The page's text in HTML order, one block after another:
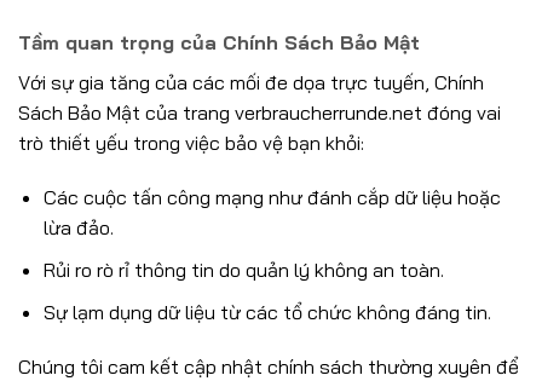
Tầm quan trọng của Chính Sách Bảo Mật
Với sự gia tăng của các mối đe dọa trực tuyến, Chính
Sách Bảo Mật của trang verbraucherrunde.net đóng vai
trò thiết yếu trong việc bảo vệ bạn khỏi:
Các cuộc tấn công mạng như đánh cắp dữ liệu hoặc
lừa đảo.
Rủi ro rò rỉ thông tin do quản lý không an toàn.
Sự lạm dụng dữ liệu từ các tổ chức không đáng tin.
Chúng tôi cam kết cập nhật chính sách thường xuyên để